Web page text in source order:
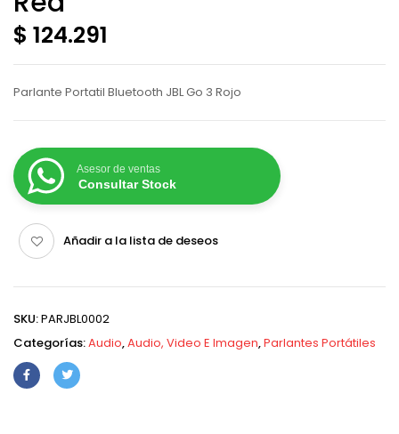
$ 124.291
Parlante Portatil Bluetooth JBL Go 3 Rojo
Asesor de ventas
Consultar Stock
Añadir a la lista de deseos
SKU:PARJBL0002
Categorías:Audio,Audio, Video E Imagen,Parlantes Portátiles